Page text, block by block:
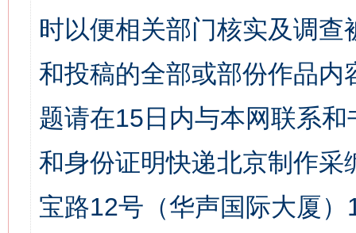
时以便相关部门核实及调
和投稿的全部或部份作品
题请在15日内与本网联系
和身份证明快递北京制作
宝路12号（华声国际大厦